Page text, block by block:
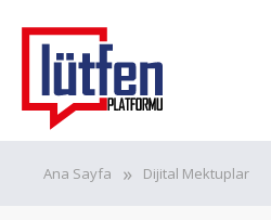
Ana Sayfa Dijital Mektuplar